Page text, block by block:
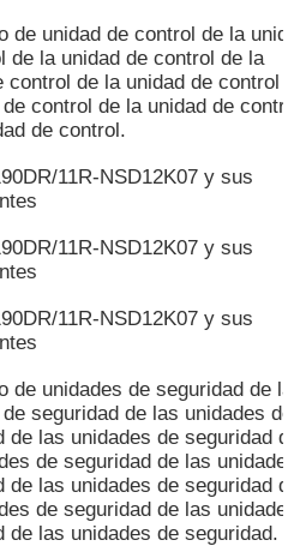
de unidad de control de la
de la unidad de control de la
control de la unidad de control
control de la unidad de control
de control.
11R-NSD12K07 y sus
11R-NSD12K07 y sus
11R-NSD12K07 y sus
de unidades de seguridad de las
seguridad de las unidades de
de las unidades de seguridad de
de seguridad de las unidades
de las unidades de seguridad de
de seguridad de las unidades
de las unidades de seguridad.